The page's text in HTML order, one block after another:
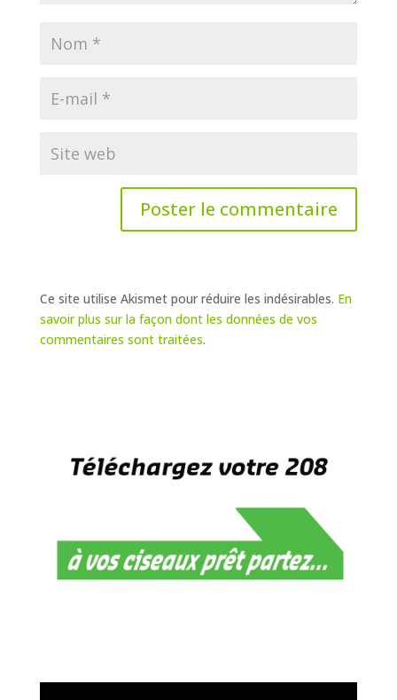
Ce site utilise Akismet pour réduire les indésirables. En
savoir plus sur la façon dont les données de vos
commentaires sont traitées.